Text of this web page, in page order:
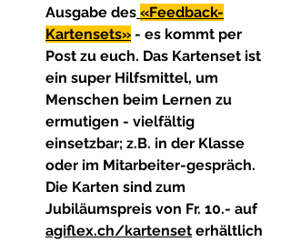
Ausgabe des «Feedback-
Kartensets» - es kommt per
Post zu euch. Das Kartenset ist
ein super Hilfsmittel, um
Menschen beim Lernen zu
ermutigen - vielfältig
einsetzbar; z.B. in der Klasse
oder im Mitarbeiter-gespräch.
Die Karten sind zum
Jubiläumspreis von Fr. 10.- auf
agiflex.ch/kartenset erhältlich